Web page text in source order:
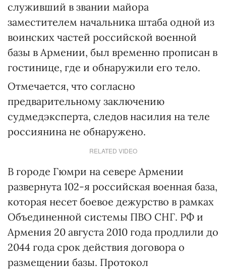
служивший в звании майора
заместителем начальника штаба одной из
воинских частей российской военной
базы в Армении, был временно прописан в
гостинице, где и обнаружили его тело.
Отмечается, что согласно
предварительному заключению
судмедэксперта, следов насилия на теле
россиянина не обнаружено.
RELATED VIDEO
В городе Гюмри на севере Армении
развернута 102-я российская военная база,
которая несет боевое дежурство в рамках
Объединенной системы ПВО СНГ. РФ и
Армения 20 августа 2010 года продлили до
2044 года срок действия договора о
размещении базы. Протокол